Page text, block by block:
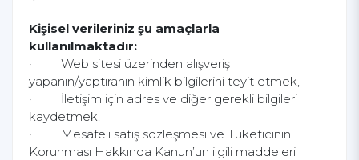
Kişisel verileriniz şu amaçlarla
kullanılmaktadır:
· Web sitesi üzerinden alışveriş
yapanın/yaptıranın kimlik bilgilerini teyit etmek,
· İletişim için adres ve diğer gerekli bilgileri
kaydetmek,
· Mesafeli satış sözleşmesi ve Tüketicinin
Korunması Hakkında Kanun’un ilgili maddeleri